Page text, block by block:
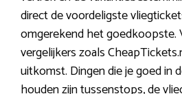
direct de voordeligste
omgerekend het goedkoopste.
vergelijkers zoals
uitkomst. Dingen die je goed in
houden zijn tussenstops, de